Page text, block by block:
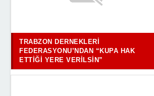
TRABZON DERNEKLERI
FEDERASYONU’NDAN “KUPA HAK
ETTIĞI YERE VERILSIN”